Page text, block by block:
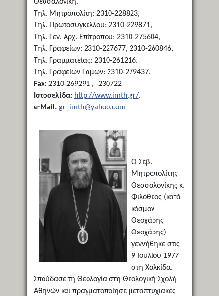
Θεσσαλονίκη.
Τηλ. Μητροπολίτη: 2310-228823,
Τηλ. Πρωτοσυγκέλλου: 2310-229871,
Τηλ. Γεν. Αρχ. Επίτροπου: 2310-275604,
Τηλ. Γραφείων: 2310-227677, 2310-260846,
Τηλ. Γραμματείας: 2310-261216,
Τηλ. Γραφείων Γάμων: 2310-279437.
Fax:2310-269291 , -230722
Ιστοσελίδα: http://www.imth.gr/.
e-Mail: gr_imth@yahoo.com
Ο Σεβ.
Μητροπολίτης
Θεσσαλονίκης κ.
Φιλόθεος (κατά
κόσμον
Θεοχάρης
Θεοχάρης)
γεννήθηκε στις
9 Ιουλίου 1977
στη Χαλκίδα.
Σπούδασε τη Θεολογία στη Θεολογική Σχολή
Αθηνών και πραγματοποίησε μεταπτυχιακές